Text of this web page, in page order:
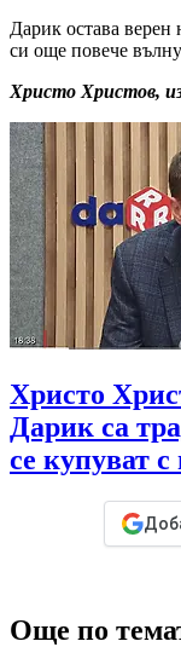
Дарик остава верен
си още повече
Христо Христов,
Христо
Дарик са
се купуват с
Още по